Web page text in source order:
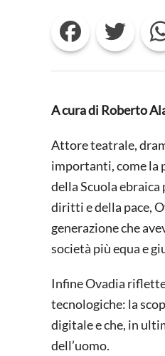
Facebook Twitter
A cura di Roberto
Attore teatrale,
importanti, come la
della Scuola
diritti e della pace,
generazione che
società più equa e
Infine Ovadia
tecnologiche: la
digitale e che, in
dell’uomo.